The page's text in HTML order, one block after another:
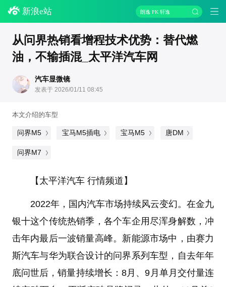
新浪e站 朗逸 PK 轩逸
从问界热销看增程技术优势：替代燃
油，不输插混_太平洋汽车网
汽车显微镜
发表于 2026/01/11 08:45
本文介绍的车型
问界M5 宝马M5插电 宝马M5 唐DM
问界M7
【太平洋汽车 行情频道】
2022年，国内汽车市场持续风云变幻。在金九
银十这个传统热销季，各个车企用尽浑身解数，冲
击年内最后一波销量高峰。新能源市场中，由赛力
斯汽车与华为联合设计的问界系列车型，自去年年
底问世后，销量持续增长：8月、9月单月交付量连